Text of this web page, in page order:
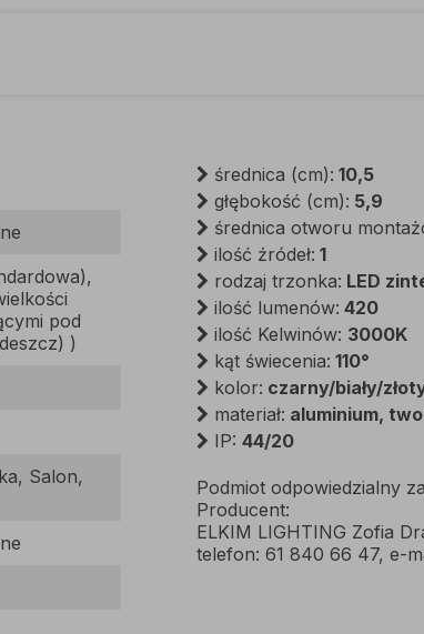
pod
)
Salon,
średnica (cm): 10,5
głębokość (cm): 5,9
średnica otworu
ilość źródeł: 1
rodzaj trzonka: LED
ilość lumenów: 420
ilość Kelwinów: 3000K
kąt świecenia: 110°
kolor: czarny/biały/
materiał: aluminium,
IP: 44/20
Podmiot odpowiedzialny
Producent:
ELKIM LIGHTING Zofia
telefon: 61 840 66 47, e-